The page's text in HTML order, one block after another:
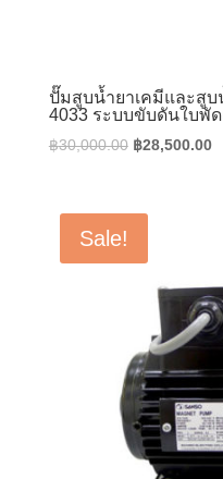
ปั๊มสูบน้ำยาเคมีและสูบ
4033 ระบบขับดันใบพั
฿30,000.00 Original
฿30,000.00.
฿28,500.00
Sale!